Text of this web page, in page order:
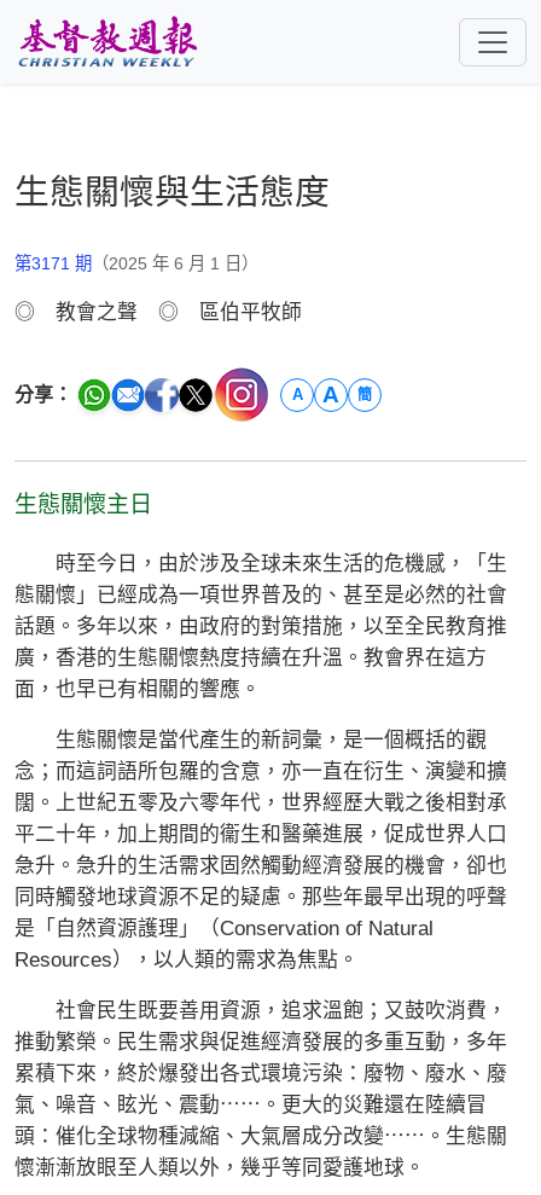
生態關懷與生活態度
第3171 期 （2025 年 6 月 1 日）
◎ 教會之聲 ◎ 區伯平牧師
分享： A A 簡
生態關懷主日
時至今日，由於涉及全球未來生活的危機感，「生
態關懷」已經成為一項世界普及的、甚至是必然的社會
話題。多年以來，由政府的對策措施，以至全民教育推
廣，香港的生態關懷熱度持續在升溫。教會界在這方
面，也早已有相關的響應。
生態關懷是當代產生的新詞彙，是一個概括的觀
念；而這詞語所包羅的含意，亦一直在衍生、演變和擴
闊。上世紀五零及六零年代，世界經歷大戰之後相對承
平二十年，加上期間的衞生和醫藥進展，促成世界人口
急升。急升的生活需求固然觸動經濟發展的機會，卻也
同時觸發地球資源不足的疑慮。那些年最早出現的呼聲
是「自然資源護理」（Conservation of Natural
Resources），以人類的需求為焦點。
社會民生既要善用資源，追求溫飽；又鼓吹消費，
推動繁榮。民生需求與促進經濟發展的多重互動，多年
累積下來，終於爆發出各式環境污染：廢物、廢水、廢
氣、噪音、眩光、震動⋯⋯。更大的災難還在陸續冒
頭：催化全球物種減縮、大氣層成分改變⋯⋯。生態關
懷漸漸放眼至人類以外，幾乎等同愛護地球。